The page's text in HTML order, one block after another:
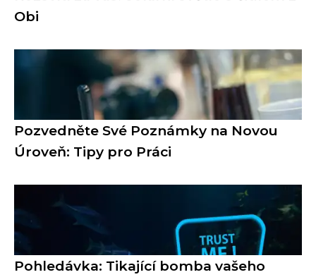
Obi
Pozvedněte Své Poznámky na Novou
Úroveň: Tipy pro Práci
Pohledávka: Tikající bomba vašeho